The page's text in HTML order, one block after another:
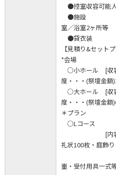
●控室収容可能
●施設 ・・
室／浴室2ヶ所等
●貸衣装
【見積り&セットプ
*会場
○小ホール [収
度・・・(祭壇金額
○大ホール [収
度・・・(祭壇金額
＊プラン
○Lコース
[内容]/生花
礼状100枚・庭飾
・寝台車
壷・受付用具一式